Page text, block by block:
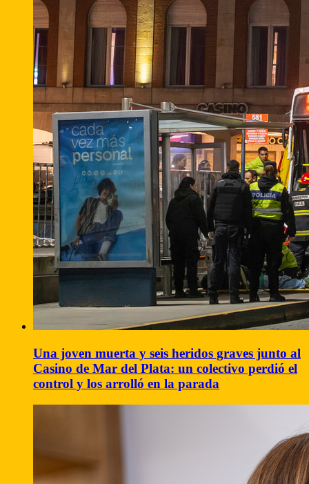
Una joven muerta y seis heridos graves junto al
Casino de Mar del Plata: un colectivo perdió el
control y los arrolló en la parada